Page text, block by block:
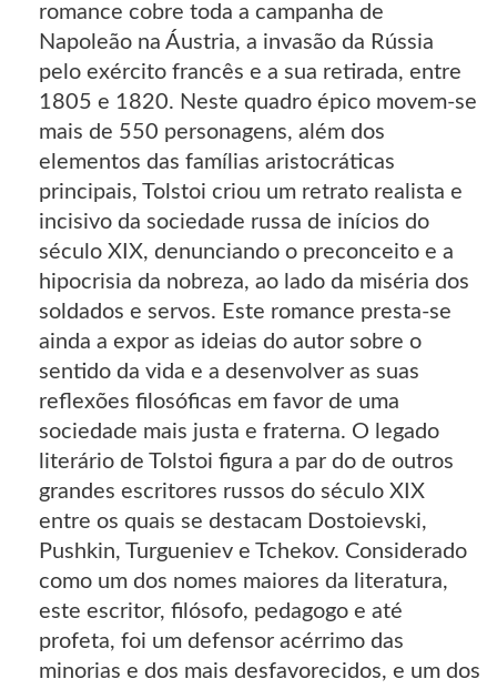
romance cobre toda a campanha de
Napoleão na Áustria, a invasão da Rússia
pelo exército francês e a sua retirada, entre
1805 e 1820. Neste quadro épico movem-se
mais de 550 personagens, além dos
elementos das famílias aristocráticas
principais, Tolstoi criou um retrato realista e
incisivo da sociedade russa de inícios do
século XIX, denunciando o preconceito e a
hipocrisia da nobreza, ao lado da miséria dos
soldados e servos. Este romance presta-se
ainda a expor as ideias do autor sobre o
sentido da vida e a desenvolver as suas
reflexões filosóficas em favor de uma
sociedade mais justa e fraterna. O legado
literário de Tolstoi figura a par do de outros
grandes escritores russos do século XIX
entre os quais se destacam Dostoievski,
Pushkin, Turgueniev e Tchekov. Considerado
como um dos nomes maiores da literatura,
este escritor, filósofo, pedagogo e até
profeta, foi um defensor acérrimo das
minorias e dos mais desfavorecidos, e um dos